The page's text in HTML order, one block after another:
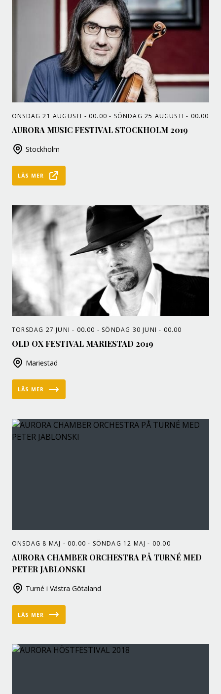
ONSDAG 21 AUGUSTI - 00.00 - SÖNDAG 25 AUGUSTI - 00.00
AURORA MUSIC FESTIVAL STOCKHOLM 2019
Stockholm
LÄS MER
TORSDAG 27 JUNI - 00.00 - SÖNDAG 30 JUNI - 00.00
OLD OX FESTIVAL MARIESTAD 2019
Mariestad
LÄS MER
ONSDAG 8 MAJ - 00.00 - SÖNDAG 12 MAJ - 00.00
AURORA CHAMBER ORCHESTRA PÅ TURNÉ MED
PETER JABLONSKI
Turné i Västra Götaland
LÄS MER